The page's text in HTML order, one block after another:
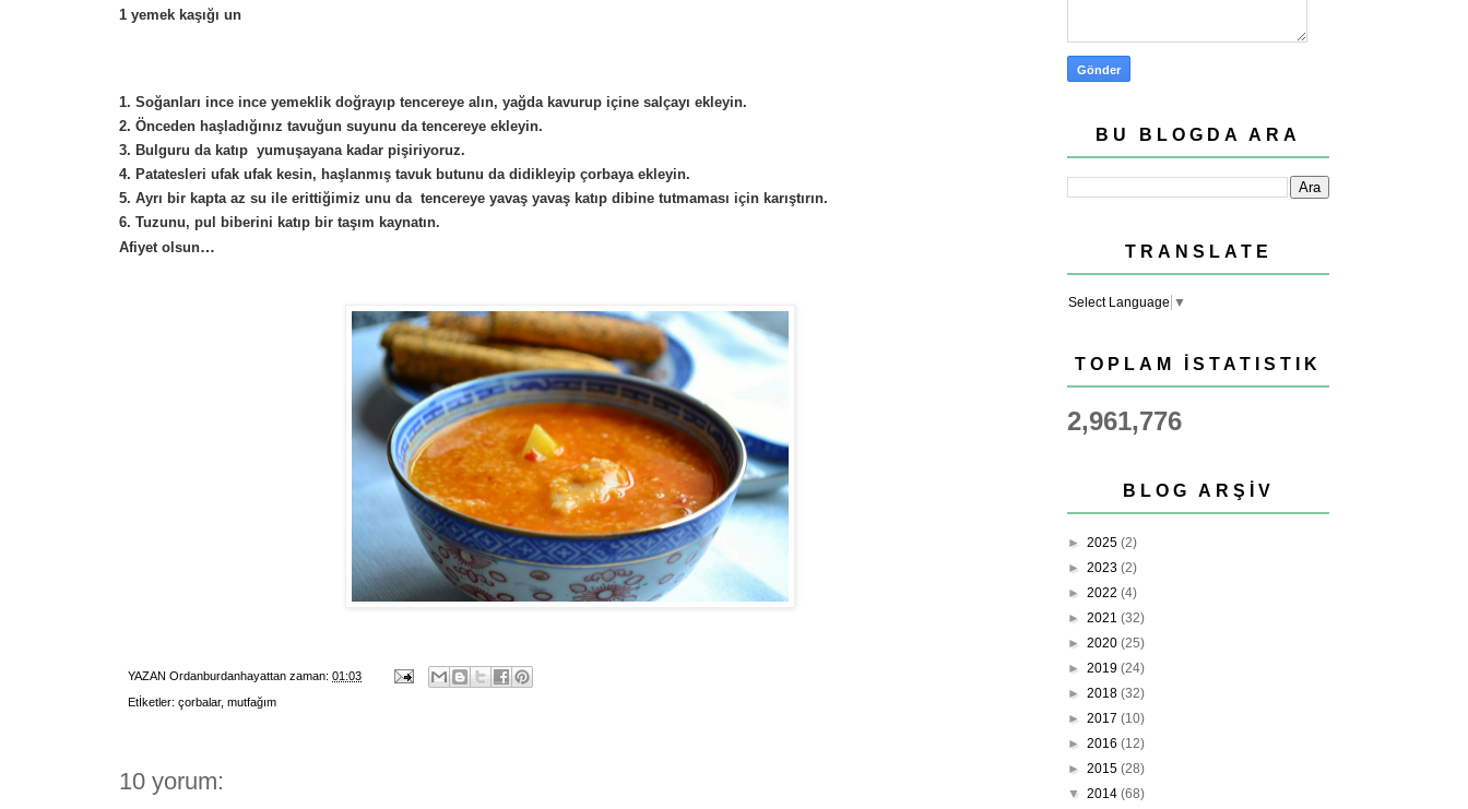
1 yemek kaşığı un
1. Soğanları ince ince yemeklik doğrayıp tencereye alın, yağda kavurup içine salçayı ekleyin.
2. Önceden haşladığınız tavuğun suyunu da tencereye ekleyin.
3. Bulguru da katıp yumuşayana kadar pişiriyoruz.
4. Patatesleri ufak ufak kesin, haşlanmış tavuk butunu da didikleyip çorbaya ekleyin.
5. Ayrı bir kapta az su ile erittiğimiz unu da tencereye yavaş yavaş katıp dibine tutmaması için karıştırın.
6. Tuzunu, pul biberini katıp bir taşım kaynatın.
Afiyet olsun…
YAZAN Ordanburdanhayattan zaman: 01:03
Etİketler: çorbalar, mutfağım
10 yorum:
BU BLOGDA ARA
TRANSLATE
Select Language ▼
TOPLAM İSTATISTIK
2,961,776
BLOG ARŞIV
► 2025 (2)
► 2023 (2)
► 2022 (4)
► 2021 (32)
► 2020 (25)
► 2019 (24)
► 2018 (32)
► 2017 (10)
► 2016 (12)
► 2015 (28)
▼ 2014 (68)